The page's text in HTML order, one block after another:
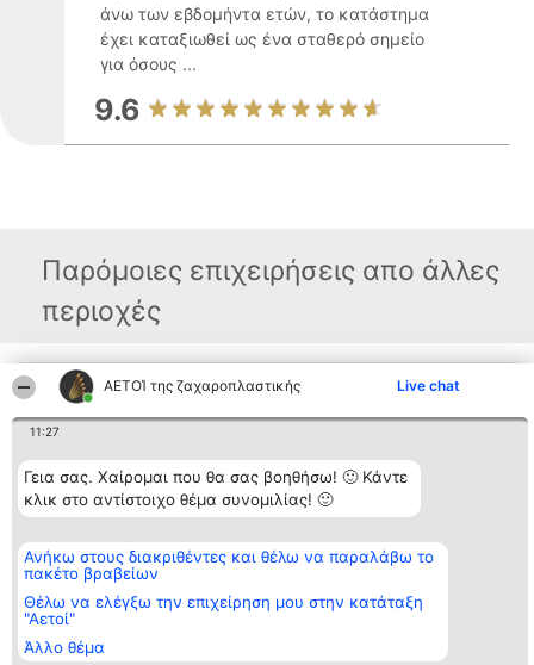
ΑΕΤΟΊ της ζαχαροπλαστικής Live chat
11:27
Γεια σας. Χαίρομαι που θα σας βοηθήσω! 🙂 Κάντε
κλικ στο αντίστοιχο θέμα συνομιλίας! 🙂
Ανήκω στους διακριθέντες και θέλω να παραλάβω το
πακέτο βραβείων
Θέλω να ελέγξω την επιχείρηση μου στην κατάταξη
"Αετοί"
Άλλο θέμα
άνω των εβδομήντα ετών, το κατάστημα
έχει καταξιωθεί ως ένα σταθερό σημείο
για όσους ...
9.6
Παρόμοιες επιχειρήσεις απο άλλες
περιοχές
Διοργανωτής της
κατάταξης
BEAUTIFUL COMPANY
ΤΗΛ. ΕΠΙΚΟΙΝΩΝΙΑΣ:
2104128019
email:
aetoi@beautifulcompany.co
Κατάταξη
Λίστα όλων
διακριθέντων
Μεθοδολογία
Όροι &
προϋποθέσεις
ΑΠΟΡΡΗΤΟΥ
Επικοινωνία